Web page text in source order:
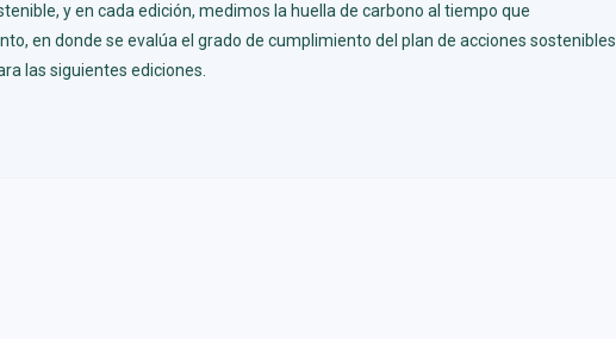
y en cada edición, medimos la huella de carbono al tiempo que
en donde se evalúa el grado de cumplimiento del plan de acciones sostenibles
las siguientes ediciones.